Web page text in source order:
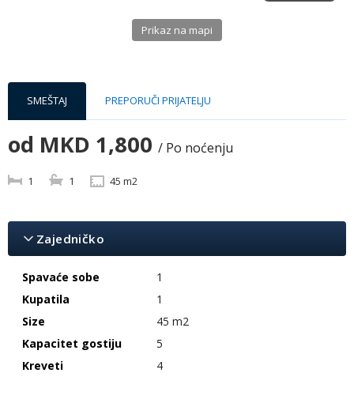
Prikaz na mapi
SMEŠTAJ PREPORUČI PRIJATELJU
od MKD 1,800 / Po noćenju
1 1 45 m2
Zajedničko
Spavaće sobe
1
Kupatila
1
Size
45 m2
Kapacitet gostiju
5
Kreveti
4